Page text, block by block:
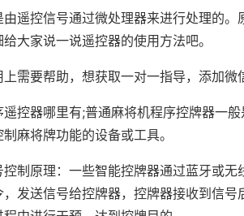
遥控信号通过微处理器来进行处理的
大家说一说遥控器的使用方法吧。
需要帮助，想获取一对一指导，添加微
控器哪里有;普通麻将机程序控牌器一
麻将牌功能的设备或工具。
控制原理：一些智能控牌器通过蓝牙或
发送信号给控牌器，控牌器接收到信